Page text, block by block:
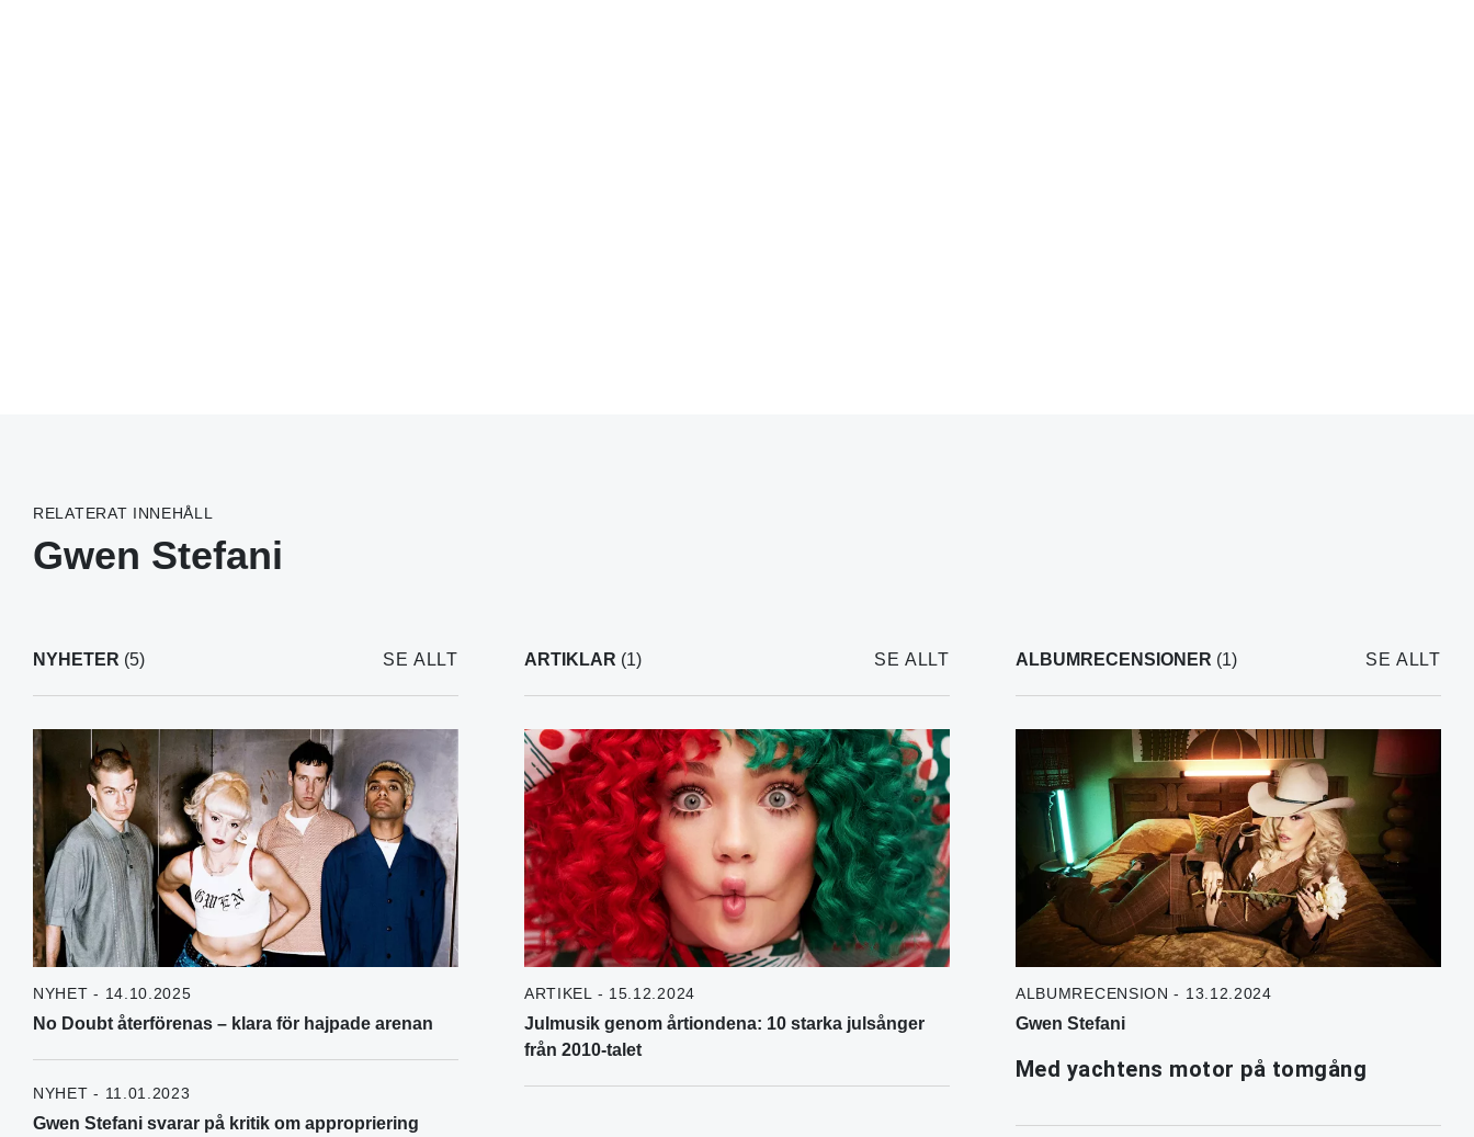
RELATERAT INNEHÅLL
Gwen Stefani
NYHETER (5) SE ALLT
NYHET - 14.10.2025
No Doubt återförenas – klara för hajpade arenan
NYHET - 11.01.2023
Gwen Stefani svarar på kritik om appropriering
ARTIKLAR (1) SE ALLT
ARTIKEL - 15.12.2024
Julmusik genom årtiondena: 10 starka julsånger
från 2010-talet
ALBUMRECENSIONER (1) SE ALLT
ALBUMRECENSION - 13.12.2024
Gwen Stefani
Med yachtens motor på tomgång